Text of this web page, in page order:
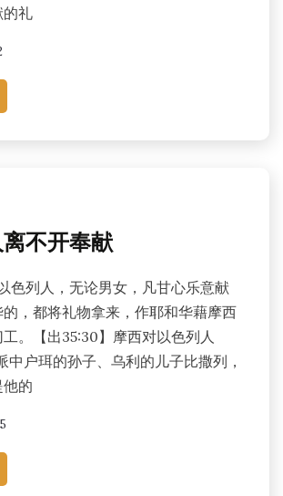
的礼
不开奉献
色列人，无论男女，凡甘心乐意献
，都将礼物拿来，作耶和华藉摩西
。【出35:30】摩西对以色列人
中户珥的孙子、乌利的儿子比撒列，
的